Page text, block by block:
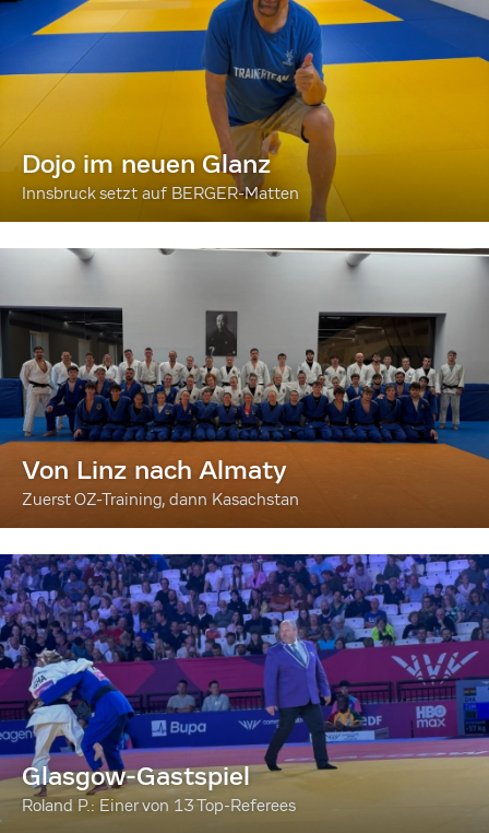
Dojo im neuen Glanz
Innsbruck setzt auf BERGER-Matten
Von Linz nach Almaty
Zuerst OZ-Training, dann Kasachstan
Glasgow-Gastspiel
Roland P.: Einer von 13 Top-Referees